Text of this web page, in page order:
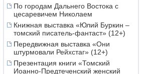
По городам Дальнего Востока с
цесаревичем Николаем
Книжная выставка «Юлий Буркин –
томский писатель-фантаст» (12+)
Передвижная выставка «Они
штурмовали Рейхстаг» (12+)
Презентация книги «Томский
Иоанно-Предтеченский женский